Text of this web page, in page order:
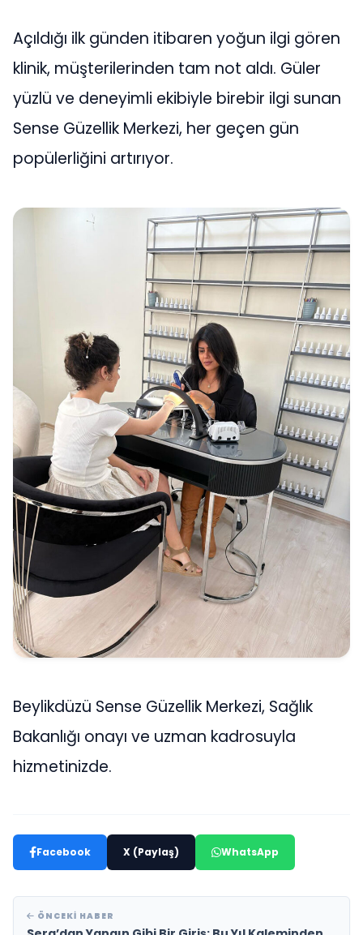
Açıldığı ilk günden itibaren yoğun ilgi gören
klinik, müşterilerinden tam not aldı. Güler
yüzlü ve deneyimli ekibiyle birebir ilgi sunan
Sense Güzellik Merkezi, her geçen gün
popülerliğini artırıyor.
Beylikdüzü Sense Güzellik Merkezi, Sağlık
Bakanlığı onayı ve uzman kadrosuyla
hizmetinizde.
Facebook X (Paylaş) WhatsApp
ÖNCEKI HABER